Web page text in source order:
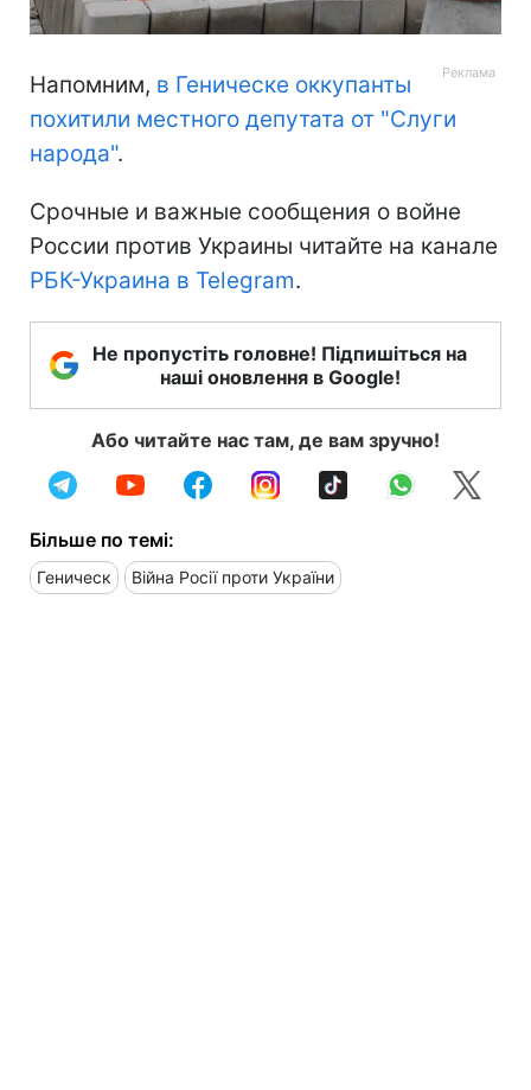
Напомним, в Геническе оккупанты
похитили местного депутата от "Слуги
народа".
Срочные и важные сообщения о войне
России против Украины читайте на канале
РБК-Украина в Telegram.
Не пропустіть головне! Підпишіться на
наші оновлення в Google!
Або читайте нас там, де вам зручно!
Більше по темі:
Геническ Війна Росії проти України